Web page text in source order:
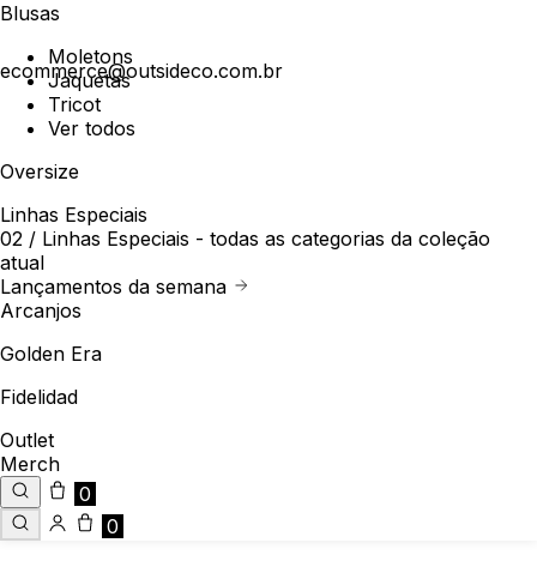
ecommerce@outsideco.com.br
Blusas
Moletons
Jaquetas
Tricot
Ver todos
Oversize
Linhas Especiais
02 / Linhas Especiais - todas as categorias da coleção
atual
Lançamentos da semana
Arcanjos
Golden Era
Fidelidad
Outlet
Merch
0
0